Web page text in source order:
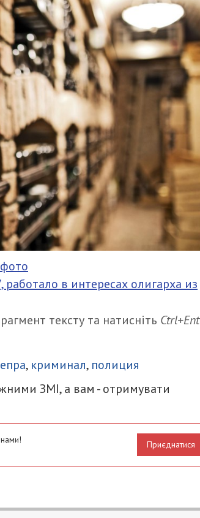
в интересах олигарха из
тексту та натисніть
, криминал, полиция
ЗМІ, а вам - отримувати
Приєднатися